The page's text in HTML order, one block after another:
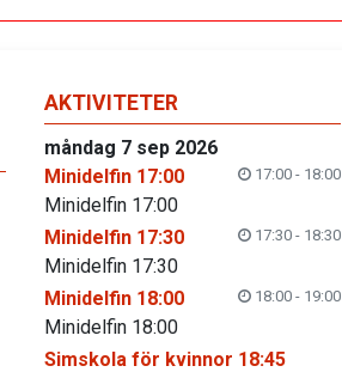
AKTIVITETER
måndag 7 sep 2026
Minidelfin 17:00
17:00 - 18:00
Minidelfin 17:00
Minidelfin 17:30
17:30 - 18:30
Minidelfin 17:30
Minidelfin 18:00
18:00 - 19:00
Minidelfin 18:00
Simskola för kvinnor 18:45